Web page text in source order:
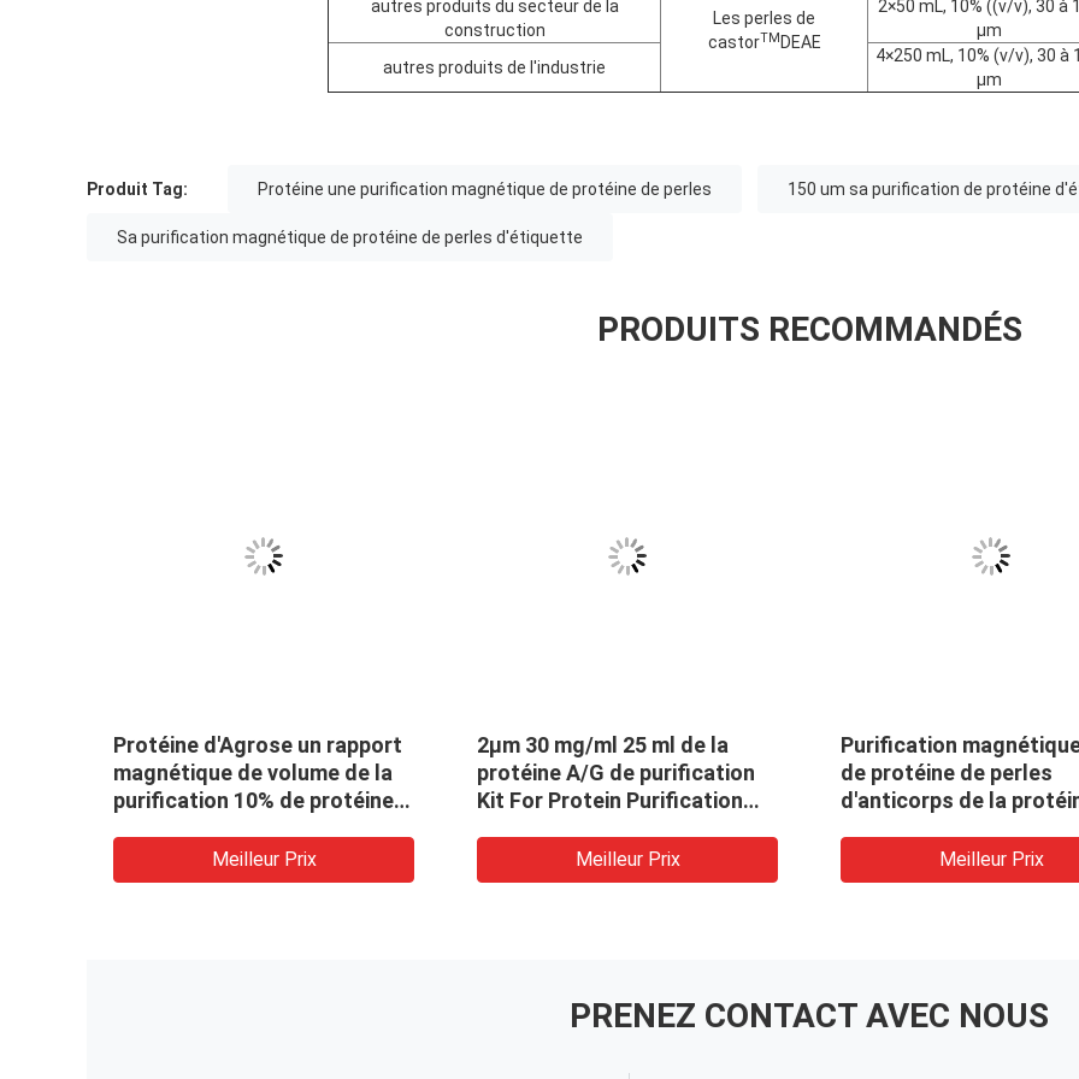
Les perles de
castorTM DEAE
autres produits du secteur de la
construction
2×50 mL, 10% ((v/v), 30 à
μm
autres produits de l'industrie
4×250 mL, 10% (v/v), 30 à
μm
Produit Tag: Protéine une purification magnétique de protéine de perles 150 um sa purification de protéine
Sa purification magnétique de protéine de perles d'étiquette
PRODUITS RECOMMANDÉS
Protéine d'Agrose un rapport
magnétique de volume de la
purification 10% de protéine
Meilleur Prix
2μm 30 mg/ml 25 ml de la
protéine A/G de purification
Kit For Protein Purification
Meilleur Prix
Purification
de protéine de perles
d'anticorps de la
Meilleur Prix
PRENEZ CONTACT AVEC NOUS